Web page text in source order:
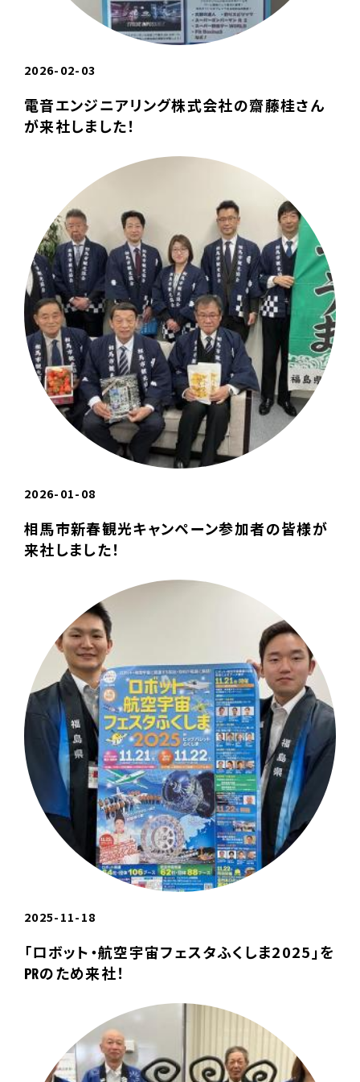
2026-02-03
電音エンジニアリング株式会社の齋藤桂さん
が来社しました！
2026-01-08
相馬市新春観光キャンペーン参加者の皆様が
来社しました！
2025-11-18
「ロボット・航空宇宙フェスタふくしま2025」を
㏚のため来社！